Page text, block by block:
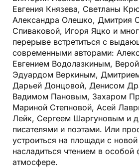
Евгения Князева, Светланы
Александра Олешко, Дмитрия
Спиваковой, Игоря Яцко и
перерыве встретиться с
современными авторами:
Евгением Водолазкиным,
Эдуардом Веркиным,
Дарьей Донцовой, Денисом
Вадимом Пановым, Захаром
Мариной Степновой, Асей
Лейк, Сергеем Шаргуновым и
писателями и поэтами. Или
устроиться на площади с
насладиться чтением в особой
атмосфере.